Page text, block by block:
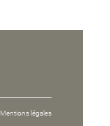
Mentions légales